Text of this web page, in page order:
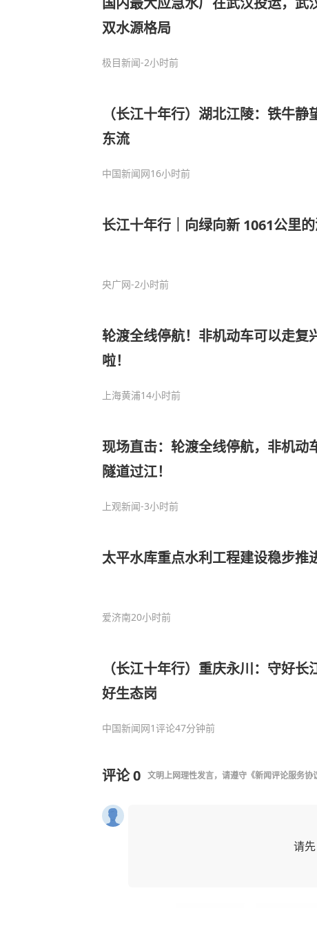
双水源格局
极目新闻-2小时前
（长江十年行）湖北江陵：铁牛
东流
中国新闻网16小时前
长江十年行｜向绿向新 1061公里
央广网-2小时前
轮渡全线停航！非机动车可以走复
啦！
上海黄浦14小时前
现场直击：轮渡全线停航，非机动
隧道过江！
上观新闻-3小时前
太平水库重点水利工程建设稳步推
爱济南20小时前
（长江十年行）重庆永川：守好长
好生态岗
中国新闻网1评论47分钟前
评论0 文明上网理性发言，请遵守 《新闻评论服务协
请先